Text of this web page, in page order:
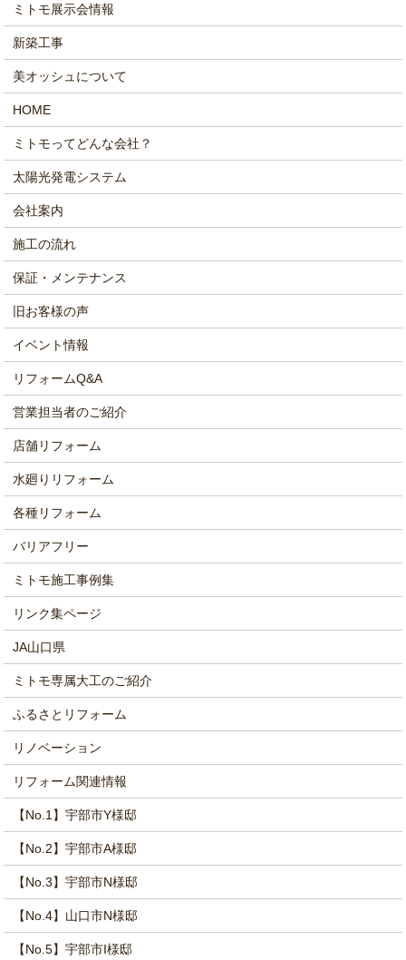
ミトモ展示会情報
新築工事
美オッシュについて
HOME
ミトモってどんな会社？
太陽光発電システム
会社案内
施工の流れ
保証・メンテナンス
旧お客様の声
イベント情報
リフォームQ&A
営業担当者のご紹介
店舗リフォーム
水廻りリフォーム
各種リフォーム
バリアフリー
ミトモ施工事例集
リンク集ページ
JA山口県
ミトモ専属大工のご紹介
ふるさとリフォーム
リノベーション
リフォーム関連情報
【No.1】宇部市Y様邸
【No.2】宇部市A様邸
【No.3】宇部市N様邸
【No.4】山口市N様邸
【No.5】宇部市I様邸